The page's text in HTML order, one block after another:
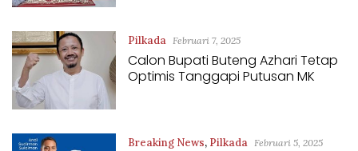
Pilkada Februari 7, 2025
Calon Bupati Buteng Azhari Tetap
Optimis Tanggapi Putusan MK
Breaking News, Pilkada Februari 5, 2025